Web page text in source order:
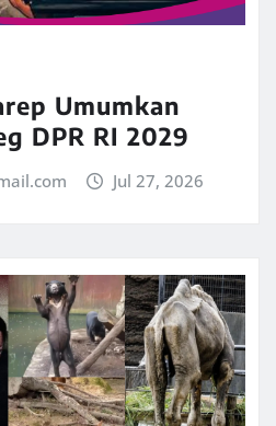
Umumkan
DPR RI 2029
Jul 27, 2026